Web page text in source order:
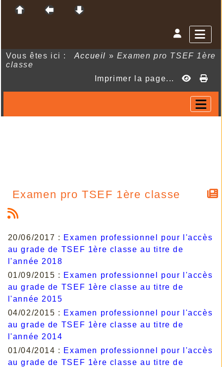
Vous êtes ici : Accueil » Examen pro TSEF 1ère
classe
Imprimer la page...
Examen pro TSEF 1ère classe
20/06/2017 : Examen professionnel pour l'accès
au grade de TSEF 1ère classe au titre de
l'année 2018
01/09/2015 : Examen professionnel pour l'accès
au grade de TSEF 1ère classe au titre de
l'année 2015
04/02/2015 : Examen professionnel pour l'accès
au grade de TSEF 1ère classe au titre de
l'année 2014
01/04/2014 : Examen professionnel pour l'accès
au grade de TSEF 1ère classe au titre de